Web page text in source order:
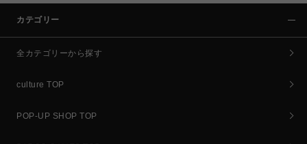
カテゴリー
全カテゴリーから探す
culture TOP
POP-UP SHOP TOP